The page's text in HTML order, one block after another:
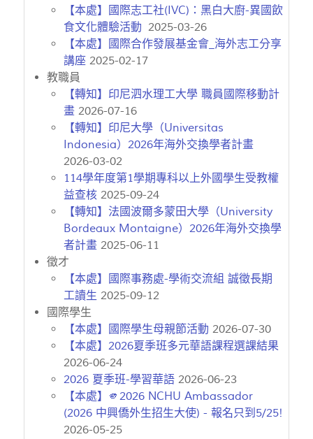
【本處】國際志工社(IVC)：黑白大廚-異國飲
食文化體驗活動 2025-03-26
【本處】國際合作發展基金會_海外志工分享
講座 2025-02-17
教職員
【轉知】印尼泗水理工大學 職員國際移動計
畫 2026-07-16
【轉知】印尼大學（Universitas
Indonesia）2026年海外交換學者計畫
2026-03-02
114學年度第1學期專科以上外國學生受教權
益查核 2025-09-24
【轉知】法國波爾多蒙田大學（University
Bordeaux Montaigne）2026年海外交換學
者計畫 2025-06-11
徵才
【本處】國際事務處-學術交流組 誠徵長期
工讀生 2025-09-12
國際學生
【本處】國際學生母親節活動 2026-07-30
【本處】2026夏季班多元華語課程選課結果
2026-06-24
2026 夏季班-學習華語 2026-06-23
【本處】🫵2026 NCHU Ambassador
(2026 中興僑外生招生大使) - 報名只到5/25!
2026-05-25